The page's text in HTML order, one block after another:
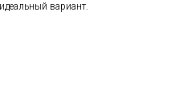
вариант.